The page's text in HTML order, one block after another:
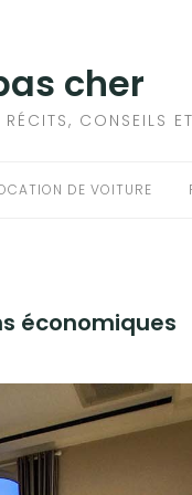
cher
CONSEILS
DE VOITURE
économiques